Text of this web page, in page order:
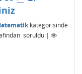
kategorisinde
soruldu |